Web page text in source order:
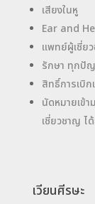
เสียงในหู
Ear and
แพทย์ผู้เชี่ย
รักษา ทุกปั
สิทธิ์การเบิ
นัดหมายเข้
เชี่ยวชาญ ไ
เวียนศีรษะ